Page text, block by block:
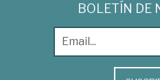
BOLETÍN DE